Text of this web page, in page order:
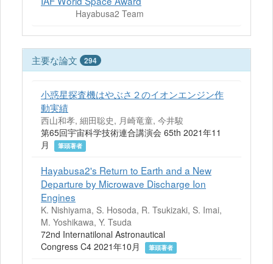
Hayabusa2 Team
主要な論文 294
小惑星探査機はやぶさ２のイオンエンジン作
動実績
西山和孝, 細田聡史, 月崎竜童, 今井駿
第65回宇宙科学技術連合講演会 65th 2021年11
月
筆頭著者
Hayabusa2's Return to Earth and a New
Departure by Microwave Discharge Ion
Engines
K. Nishiyama, S. Hosoda, R. Tsukizaki, S. Imai,
M. Yoshikawa, Y. Tsuda
72nd Internatilonal Astronautical
Congress C4 2021年10月
筆頭著者